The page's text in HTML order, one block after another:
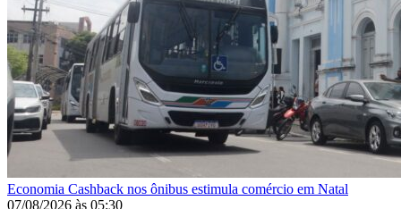
Economia Cashback nos ônibus estimula comércio em Natal
07/08/2026 às 05:30